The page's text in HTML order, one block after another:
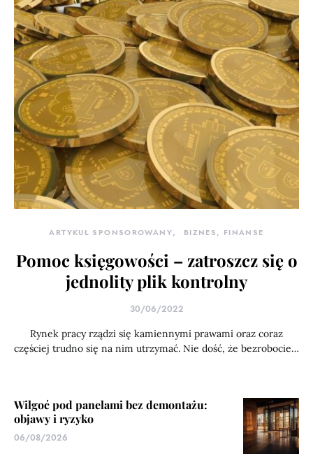
ARTYKUŁ SPONSOROWANY BIZNES, FINANSE
Pomoc księgowości – zatroszcz się o
jednolity plik kontrolny
30/06/2022
Rynek pracy rządzi się kamiennymi prawami oraz coraz
częściej trudno się na nim utrzymać. Nie dość, że bezrobocie…
Wilgoć pod panelami bez demontażu:
objawy i ryzyko
06/08/2026